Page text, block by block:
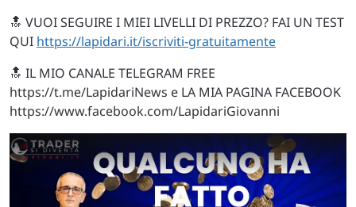
🔝 VUOI SEGUIRE I MIEI LIVELLI DI PREZZO? FAI UN TEST
QUI https://lapidari.it/iscriviti-gratuitamente
🔝 IL MIO CANALE TELEGRAM FREE
https://t.me/LapidariNews e LA MIA PAGINA FACEBOOK
https://www.facebook.com/LapidariGiovanni